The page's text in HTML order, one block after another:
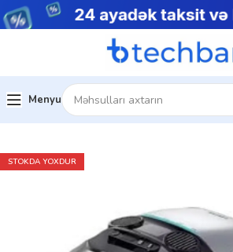
Menyu
Ev Ev üçün texnologiya
STOKDA YOXDUR